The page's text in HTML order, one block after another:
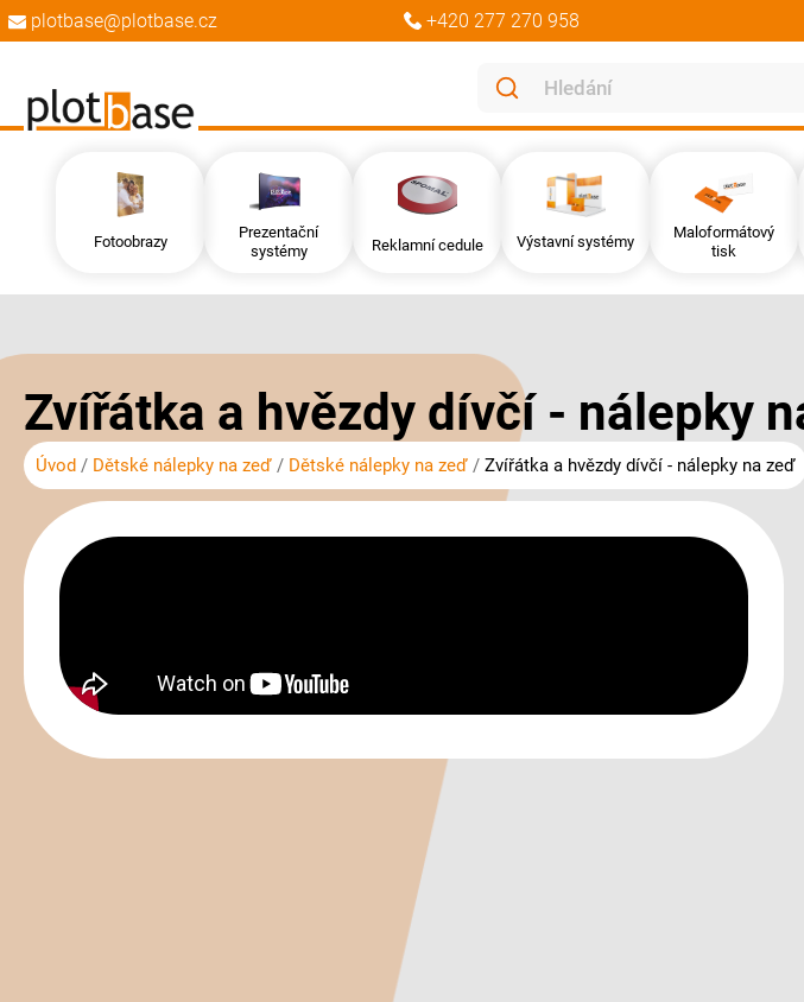
plotbase@plotbase.cz +420 277 270 958
Fotoobrazy
Prezentační
systémy
Reklamní cedule Výstavní systémy
Maloformátový
tisk
galerie
s
obrázky
Zvířátka a hvězdy dívčí - nálepky
Úvod Dětské nálepky na zeď Dětské nálepky na zeď Zvířátka a hvězdy dívčí - nálepky na zeď
galerie
s
obrázky